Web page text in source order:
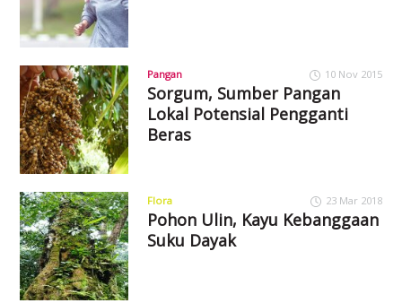
Pangan 10 Nov 2015
Sorgum, Sumber Pangan
Lokal Potensial Pengganti
Beras
Flora 23 Mar 2018
Pohon Ulin, Kayu Kebanggaan
Suku Dayak